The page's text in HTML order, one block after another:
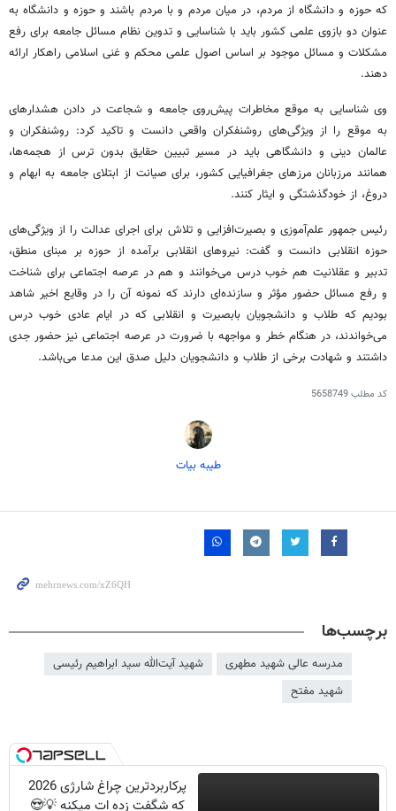
که حوزه و دانشگاه از مردم، در میان مردم و با مردم باشند و حوزه و دانشگاه به
عنوان دو بازوی علمی کشور باید با شناسایی و تدوین نظام مسائل جامعه برای رفع
مشکلات و مسائل موجود بر اساس اصول علمی محکم و غنی اسلامی راهکار ارائه
دهند.
وی شناسایی به موقع مخاطرات پیش‌روی جامعه و شجاعت در دادن هشدارهای
به موقع را از ویژگی‌های روشنفکران واقعی دانست و تاکید کرد: روشنفکران و
عالمان دینی و دانشگاهی باید در مسیر تبیین حقایق بدون ترس از هجمه‌ها،
همانند مرزبانان مرزهای جغرافیایی کشور، برای صیانت از ابتلای جامعه به ابهام و
دروغ، از خودگذشتگی و ایثار کنند.
رئیس جمهور علم‌آموزی و بصیرت‌افزایی و تلاش برای اجرای عدالت را از ویژگی‌های
حوزه انقلابی دانست و گفت: نیروهای انقلابی برآمده از حوزه بر مبنای منطق،
تدبیر و عقلانیت هم خوب درس می‌خوانند و هم در عرصه اجتماعی برای شناخت
و رفع مسائل حضور مؤثر و سازنده‌ای دارند که نمونه آن را در وقایع اخیر شاهد
بودیم که طلاب و دانشجویان بابصیرت و انقلابی که در ایام عادی خوب درس
می‌خواندند، در هنگام خطر و مواجهه با ضرورت در عرصه اجتماعی نیز حضور جدی
داشتند و شهادت برخی از طلاب و دانشجویان دلیل صدق این مدعا می‌باشد.
کد مطلب5658749
طیبه بیات
برچسب‌ها
مدرسه عالی شهید مطهری
شهید آیت‌الله سید ابراهیم رئیسی
شهید مفتح
پرکاربردترین چراغ شارژی 2026
که شگفت زده ات میکنه 💡😍